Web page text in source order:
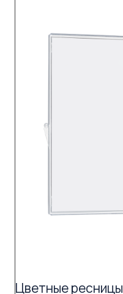
Цветные